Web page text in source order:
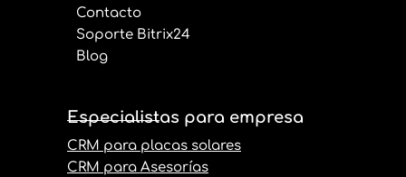
Contacto
Soporte Bitrix24
Blog
Especialistas para empresa
CRM para placas solares
CRM para Asesorías